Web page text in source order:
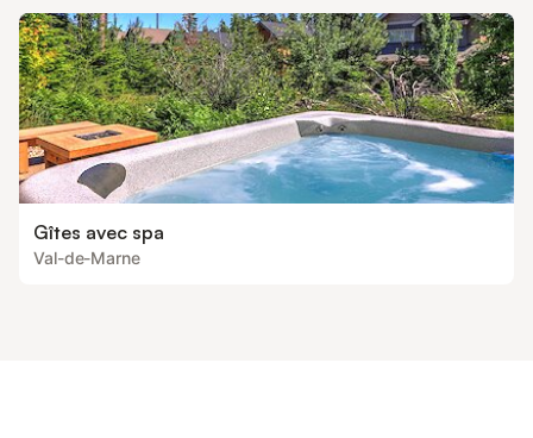
Gîtes avec spa
Val-de-Marne